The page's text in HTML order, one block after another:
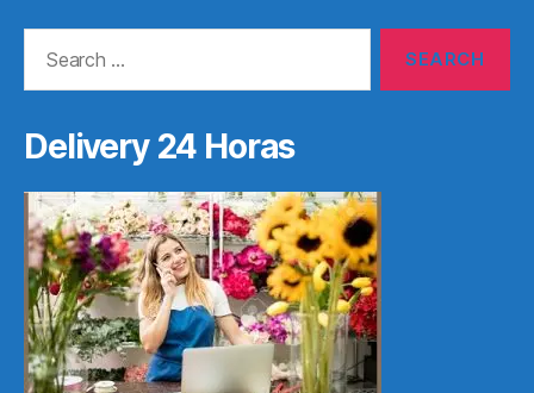
Delivery 24 Horas